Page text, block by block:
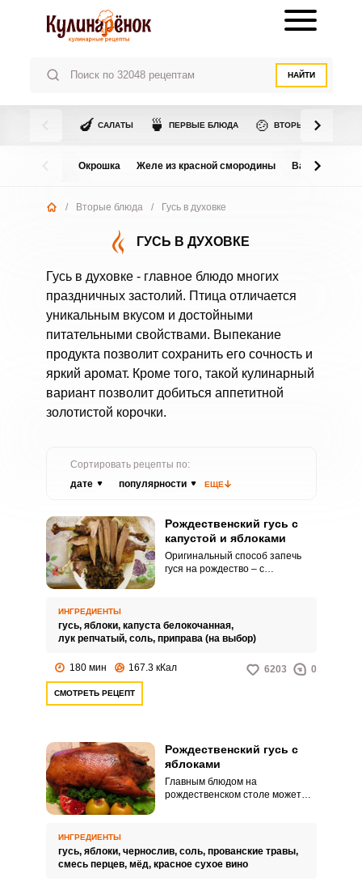
НАЙТИ
🍆 САЛАТЫ 🍵 ПЕРВЫЕ БЛЮДА 🍲 ВТОРЫЕ БЛЮДА
Окрошка Желе из красной смородины Варенье из
/ Вторые блюда / Гусь в духовке
ГУСЬ В ДУХОВКЕ
Гусь в духовке - главное блюдо многих
праздничных застолий. Птица отличается
уникальным вкусом и достойными
питательными свойствами. Выпекание
продукта позволит сохранить его сочность и
яркий аромат. Кроме того, такой кулинарный
вариант позволит добиться аппетитной
золотистой корочки.
Сортировать рецепты по:
дате
популярности ЕЩЕ
Рождественский гусь с
капустой и яблоками
Оригинальный способ запечь
гуся на рождество – с
ИНГРЕДИЕНТЫ
гусь, яблоки, капуста белокочанная,
лук репчатый, соль, приправа (на выбор)
180 мин 167.3 кКал 6203 0
СМОТРЕТЬ РЕЦЕПТ
Рождественский гусь с
яблоками
Главным блюдом на
рождественском столе может
сочной и ароматной.
ИНГРЕДИЕНТЫ
гусь, яблоки, чернослив, соль, прованские травы,
смесь перцев, мёд, красное сухое вино